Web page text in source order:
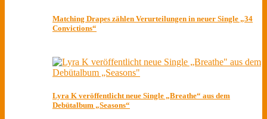
Matching Drapes zählen Verurteilungen in neuer Single „34
Convictions“
Lyra K veröffentlicht neue Single „Breathe“ aus dem
Debütalbum „Seasons“